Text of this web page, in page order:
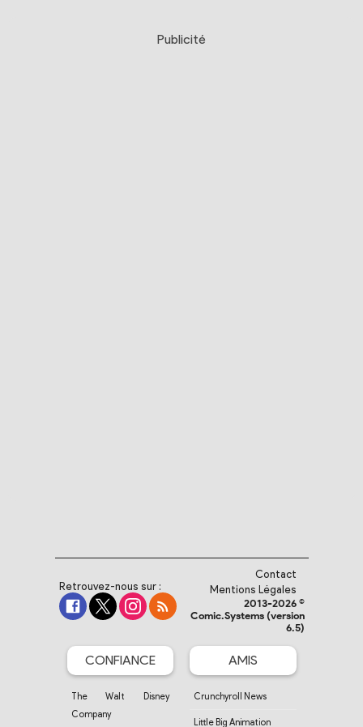
Publicité
Retrouvez-nous sur :
Contact
Mentions Légales
2013-2026 ©
Comic.Systems (version
6.5)
CONFIANCE
The Walt Disney
Company
AMIS
Crunchyroll News
Little Big Animation